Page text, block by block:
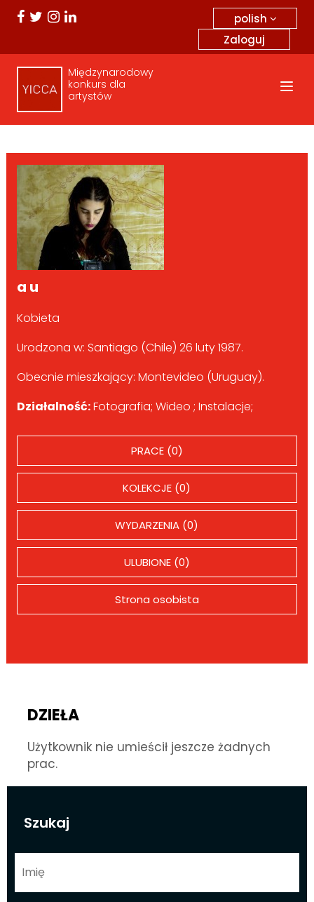
polish
Zaloguj
Międzynarodowy
konkurs dla
artystów
Szukaj
a u
Kobieta
Urodzona w: Santiago (Chile) 26 luty 1987.
Obecnie mieszkający: Montevideo (Uruguay).
Działalność:Fotografia; Wideo ; Instalacje;
PRACE (0)
KOLEKCJE (0)
WYDARZENIA (0)
ULUBIONE (0)
Strona osobista
DZIEŁA
Użytkownik nie umieścił jeszcze żadnych
prac.